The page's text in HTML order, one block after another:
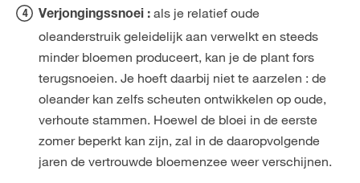
Verjongingssnoei : als je relatief oude
oleanderstruik geleidelijk aan verwelkt en steeds
minder bloemen produceert, kan je de plant fors
terugsnoeien. Je hoeft daarbij niet te aarzelen : de
oleander kan zelfs scheuten ontwikkelen op oude,
verhoute stammen. Hoewel de bloei in de eerste
zomer beperkt kan zijn, zal in de daaropvolgende
jaren de vertrouwde bloemenzee weer verschijnen.